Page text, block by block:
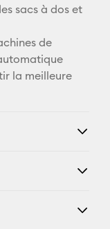
Facebook
sacs à dos et
de
la meilleure